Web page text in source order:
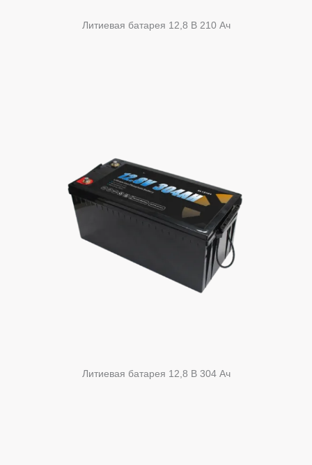
Литиевая батарея 12,8 В 210 Ач
Литиевая батарея 12,8 В 304 Ач